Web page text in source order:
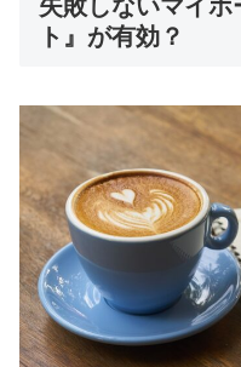
失敗しないマイ
ト』が有効？